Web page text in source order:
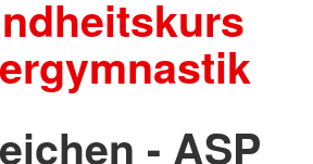
- ASP